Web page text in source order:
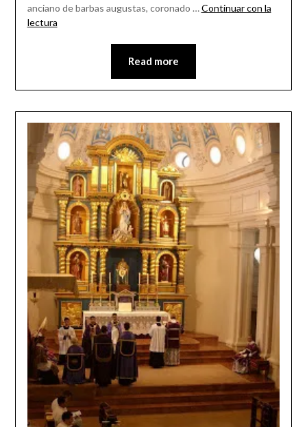
anciano de barbas augustas, coronado …Continuar con la
lectura
Read more